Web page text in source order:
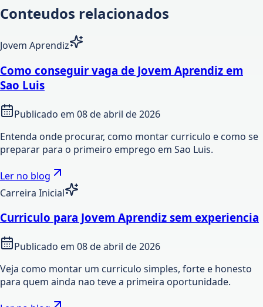
Conteudos relacionados
Jovem Aprendiz
Como conseguir vaga de Jovem Aprendiz em
Sao Luis
Publicado em 08 de abril de 2026
Entenda onde procurar, como montar curriculo e como se
preparar para o primeiro emprego em Sao Luis.
Ler no blog
Carreira Inicial
Curriculo para Jovem Aprendiz sem experiencia
Publicado em 08 de abril de 2026
Veja como montar um curriculo simples, forte e honesto
para quem ainda nao teve a primeira oportunidade.